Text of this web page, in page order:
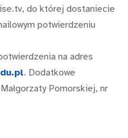
do której dostaniecie
potwierdzeniu
na adres
. Dodatkowe
Pomorskiej, nr